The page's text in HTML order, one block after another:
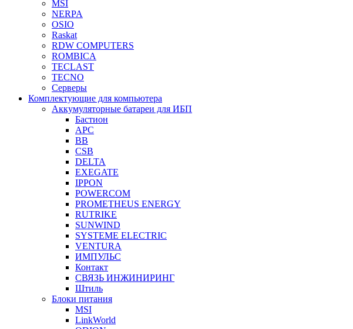
MSI
NERPA
OSIO
Raskat
RDW COMPUTERS
ROMBICA
TECLAST
TECNO
Серверы
Комплектующие для компьютера
Аккумуляторные батареи для ИБП
Бастион
APC
BB
CSB
DELTA
EXEGATE
IPPON
POWERCOM
PROMETHEUS ENERGY
RUTRIKE
SUNWIND
SYSTEME ELECTRIC
VENTURA
ИМПУЛЬС
Контакт
СВЯЗЬ ИНЖИНИРИНГ
Штиль
Блоки питания
MSI
LinkWorld